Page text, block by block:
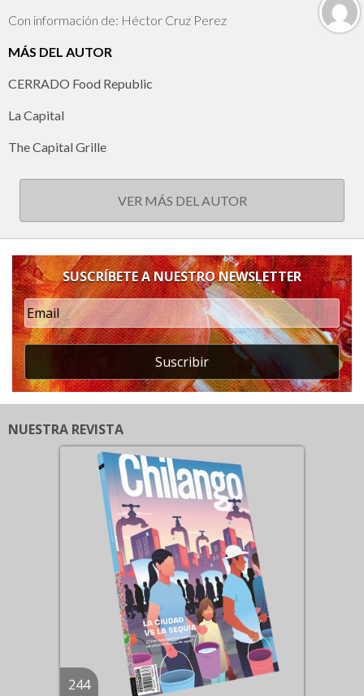
Con información de: Héctor Cruz Perez
MÁS DEL AUTOR
CERRADO Food Republic
La Capital
The Capital Grille
VER MÁS DEL AUTOR
SUSCRÍBETE A NUESTRO NEWSLETTER
Suscribir
NUESTRA REVISTA
244